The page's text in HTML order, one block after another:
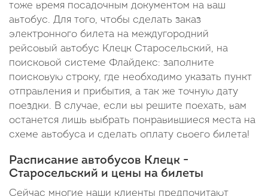
тоже время посадочным документом на ваш
автобус. Для того, чтобы сделать заказ
электронного билета на междугородний
рейсовый автобус Клецк Старосельский, на
поисковой системе Флайдекс: заполните
поисковую строку, где необходимо указать пункт
отправления и прибытия, а так же точную дату
поездки. В случае, если вы решите поехать, вам
останется лишь выбрать понравившиеся места на
схеме автобуса и сделать оплату своего билета!
Расписание автобусов Клецк -
Старосельский и цены на билеты
Сейчас многие наши клиенты предпочитают